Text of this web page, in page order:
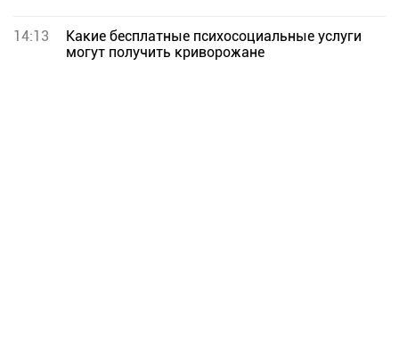
14:13
Какие бесплатные психосоциальные услуги
могут получить криворожане